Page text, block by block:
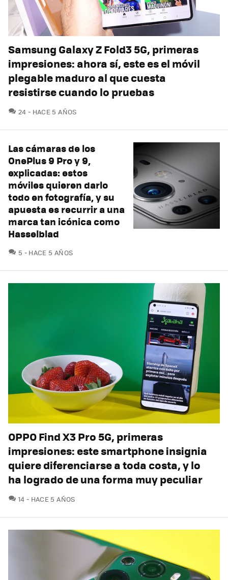
Samsung Galaxy Z Fold3 5G, primeras
impresiones: ahora sí, este es el móvil
plegable maduro al que cuesta
resistirse cuando lo pruebas
24 COMENTARIOS
HACE 5 AÑOS
Las cámaras de los
OnePlus 9 Pro y 9,
explicadas: estos
móviles quieren darlo
todo en fotografía, y su
apuesta es recurrir a una
marca tan icónica como
Hasselblad
5 COMENTARIOS
HACE 5 AÑOS
OPPO Find X3 Pro 5G, primeras
impresiones: este smartphone insignia
quiere diferenciarse a toda costa, y lo
ha logrado de una forma muy peculiar
14 COMENTARIOS
HACE 5 AÑOS